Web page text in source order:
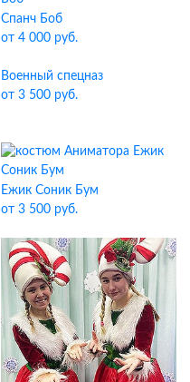
Спанч Боб
от 4 000 руб.
Военный спецназ
от 3 500 руб.
Ежик Соник Бум
от 3 500 руб.